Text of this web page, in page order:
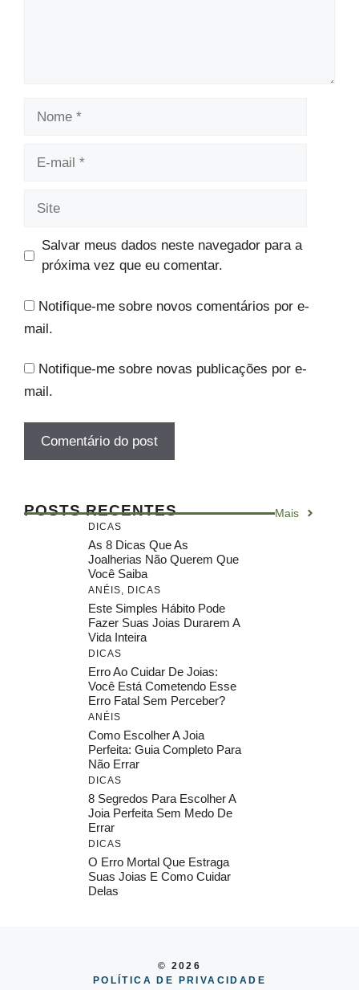
Salvar meus dados neste navegador para a
próxima vez que eu comentar.
Notifique-me sobre novos comentários por e-
mail.
Notifique-me sobre novas publicações por e-
mail.
POSTS RECENTES Mais
DICAS
As 8 Dicas Que As
Joalherias Não Querem Que
Você Saiba
ANÉIS DICAS
Este Simples Hábito Pode
Fazer Suas Joias Durarem A
Vida Inteira
DICAS
Erro Ao Cuidar De Joias:
Você Está Cometendo Esse
Erro Fatal Sem Perceber?
ANÉIS
Como Escolher A Joia
Perfeita: Guia Completo Para
Não Errar
DICAS
8 Segredos Para Escolher A
Joia Perfeita Sem Medo De
Errar
DICAS
O Erro Mortal Que Estraga
Suas Joias E Como Cuidar
Delas
© 2026
POLÍTICA DE PRIVACIDADE